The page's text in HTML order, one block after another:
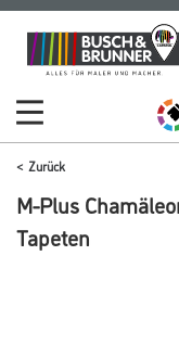
Zum
Inhalt
Zum
Navigationsmenü
Zurück
M-Plus
Tapeten